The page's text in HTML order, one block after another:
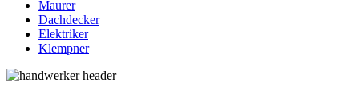
Maurer
Dachdecker
Elektriker
Klempner